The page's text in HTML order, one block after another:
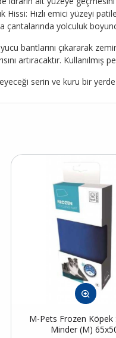
Hızlı emici yüzeyi
yolculuk
bantlarını çıkararak
artıracaktır. Kullanılmış
serin ve kuru bir
M-Pets Frozen Köpek
Minder (M)